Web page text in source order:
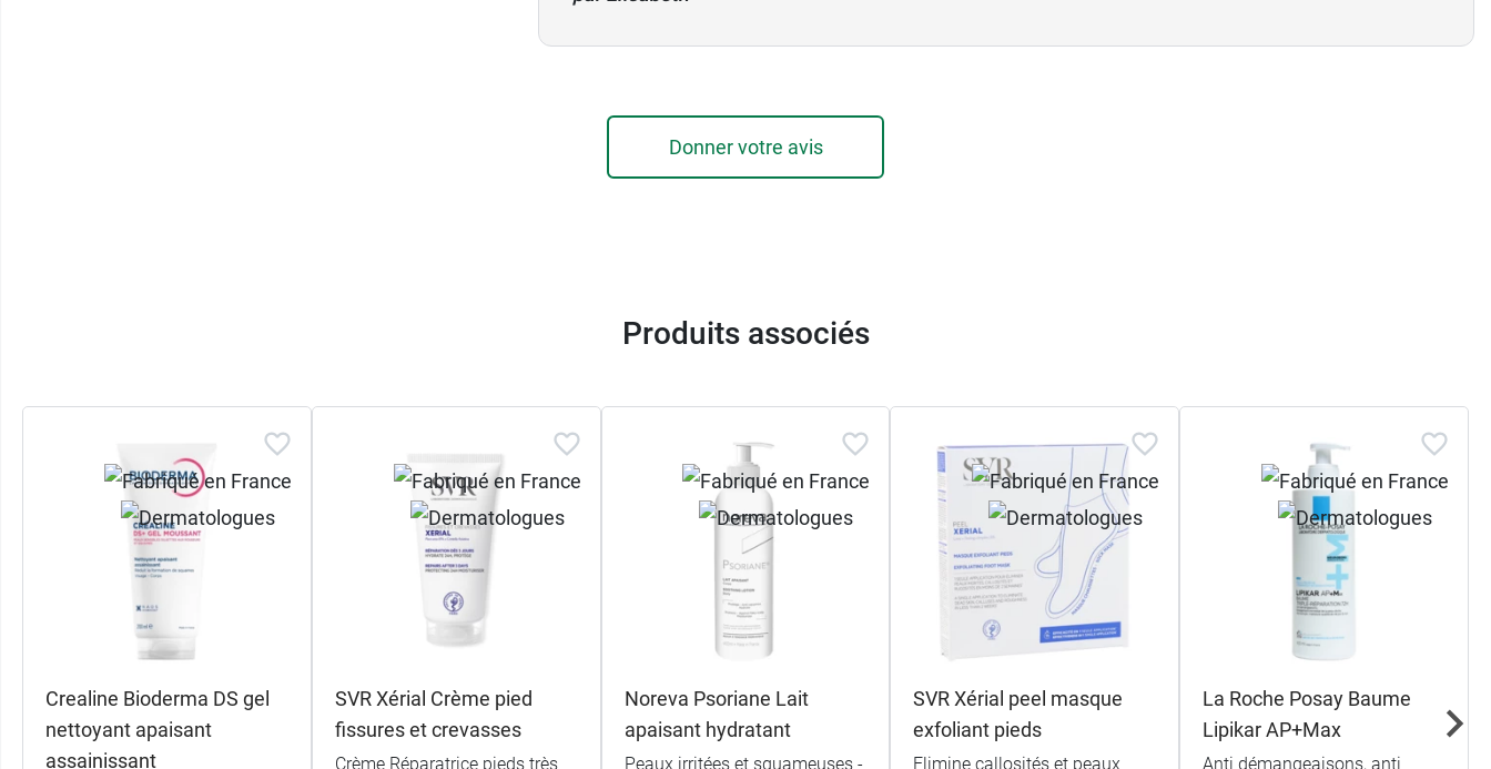
Donner votre avis
Produits associés
Crealine Bioderma DS gel
nettoyant apaisant
assainissant
SVR Xérial Crème pied
fissures et crevasses
Crème Réparatrice pieds très
Noreva Psoriane Lait
apaisant hydratant
Peaux irritées et squameuses -
SVR Xérial peel masque
exfoliant pieds
Elimine callosités et peaux
La Roche Posay Baume
Lipikar AP+Max
Anti démangeaisons, anti